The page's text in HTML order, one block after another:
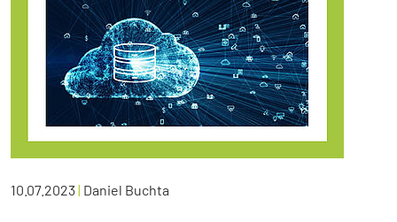
10.07.2023| Daniel Buchta